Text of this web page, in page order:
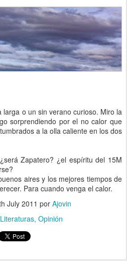
o un sin verano curioso. Miro la
sorprendiendo por el no calor que
a la olla caliente en los dos
Zapatero? ¿el espíritu del 15M
aires y los mejores tiempos de
Para cuando venga el calor.
July 2011 por Ajovin
Literaturas Opinión